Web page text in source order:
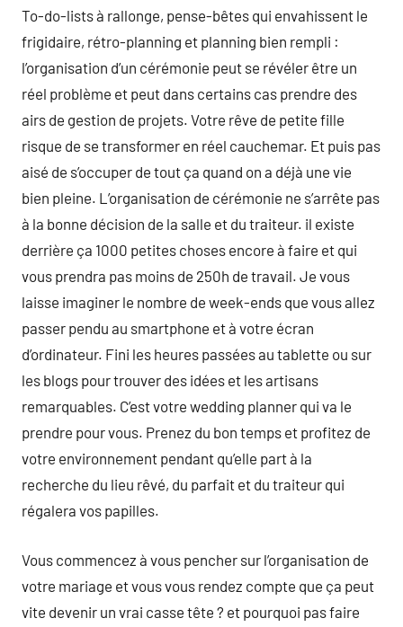
To-do-lists à rallonge, pense-bêtes qui envahissent le
frigidaire, rétro-planning et planning bien rempli :
l’organisation d’un cérémonie peut se révéler être un
réel problème et peut dans certains cas prendre des
airs de gestion de projets. Votre rêve de petite fille
risque de se transformer en réel cauchemar. Et puis pas
aisé de s’occuper de tout ça quand on a déjà une vie
bien pleine. L’organisation de cérémonie ne s’arrête pas
à la bonne décision de la salle et du traiteur. il existe
derrière ça 1000 petites choses encore à faire et qui
vous prendra pas moins de 250h de travail. Je vous
laisse imaginer le nombre de week-ends que vous allez
passer pendu au smartphone et à votre écran
d’ordinateur. Fini les heures passées au tablette ou sur
les blogs pour trouver des idées et les artisans
remarquables. C’est votre wedding planner qui va le
prendre pour vous. Prenez du bon temps et profitez de
votre environnement pendant qu’elle part à la
recherche du lieu rêvé, du parfait et du traiteur qui
régalera vos papilles.
Vous commencez à vous pencher sur l’organisation de
votre mariage et vous vous rendez compte que ça peut
vite devenir un vrai casse tête ? et pourquoi pas faire